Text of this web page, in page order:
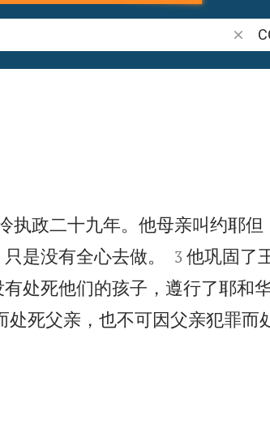
搜索
执政二十九年。他母亲叫约耶但
是没有全心去做。 

3 他巩固了
有处死他们的孩子，遵行了耶和
死父亲，也不可因父亲犯罪而